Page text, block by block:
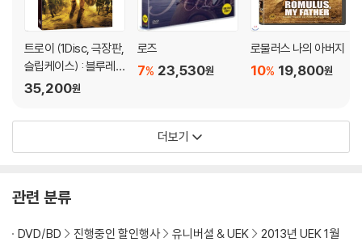
트로이 (1Disc, 극장판,
슬립케이스) : 블루레
이
35,200원
로즈
23,530원
7%
로물러스 나의 아버지
19,800원
10%
더보기
관련 분류
DVD/BD 진행중인 할인행사 유니버셜 & UEK
2013년 UEK 1월